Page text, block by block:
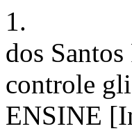
1.
dos
controle
ENSINE